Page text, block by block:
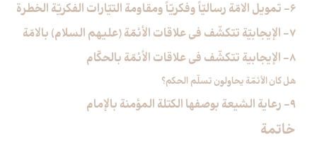
6- تمويل الامّة رساليّاً وفكريّاً ومقاومة التيّارات الفكريّة الخطرة
7- الإيجابيّة تتكشّف في علاقات الأئمّة (عليهم السلام) بالامّة
8- الإيجابية تتكشّف في علاقات الأئمّة بالحكّام‏
هل كان الأئمّة يحاولون تسلّم‏ الحكم؟
9- رعاية الشيعة بوصفها الكتلة المؤمنة بالإمام‏
خاتمة